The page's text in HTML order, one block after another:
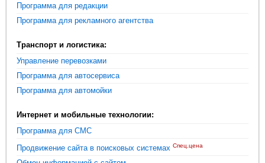
Программа для редакции
Программа для рекламного агентства
Транспорт и логистика:
Управление перевозками
Программа для автосервиса
Программа для автомойки
Интернет и мобильные технологии:
Программа для СМС
Продвижение сайта в поисковых системах Спец.цена